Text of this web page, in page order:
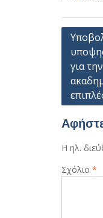
άρθρων
για
Η ηλ.
Σχόλιο *